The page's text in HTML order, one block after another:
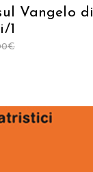
Vangelo di
1
€